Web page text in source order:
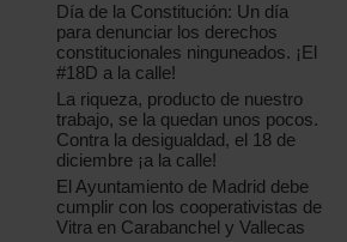
Día de la Constitución: Un día
para denunciar los derechos
constitucionales ninguneados. ¡El
#18D a la calle!
La riqueza, producto de nuestro
trabajo, se la quedan unos pocos.
Contra la desigualdad, el 18 de
diciembre ¡a la calle!
El Ayuntamiento de Madrid debe
cumplir con los cooperativistas de
Vitra en Carabanchel y Vallecas